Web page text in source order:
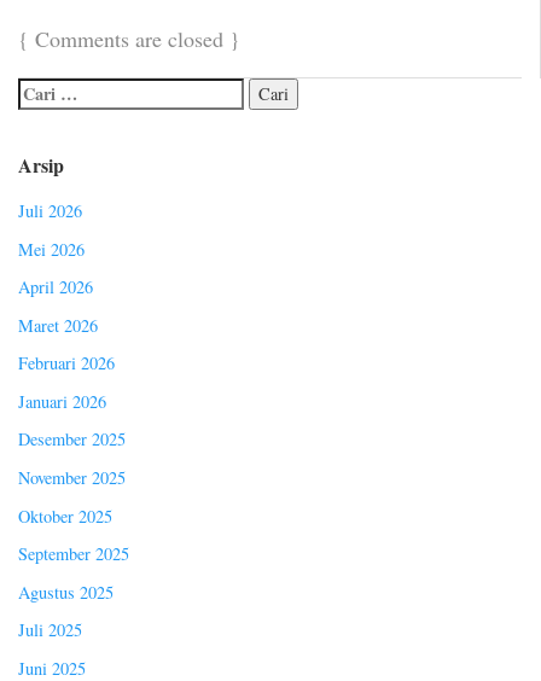
{ Comments are closed }
Arsip
Juli 2026
Mei 2026
April 2026
Maret 2026
Februari 2026
Januari 2026
Desember 2025
November 2025
Oktober 2025
September 2025
Agustus 2025
Juli 2025
Juni 2025